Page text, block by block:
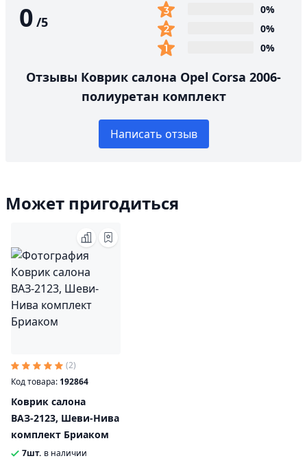
0 /5
0%
0%
0%
Отзывы Коврик салона Opel Corsa 2006-
полиуретан комплект
Написать отзыв
Может пригодиться
(2)
Код товара: 192864
Коврик салона
ВАЗ-2123, Шеви-Нива
комплект Бриаком
7шт. в наличии